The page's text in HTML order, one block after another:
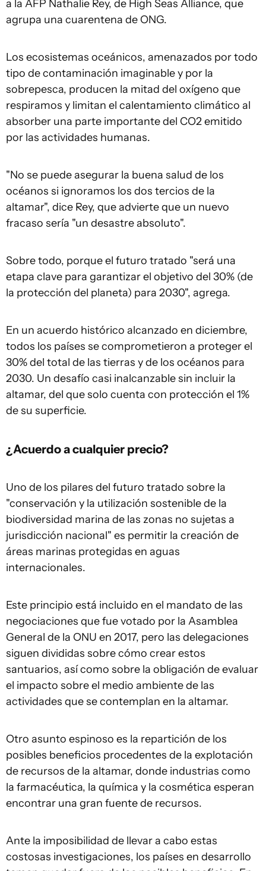
a la AFP Nathalie Rey, de High Seas Alliance, que
agrupa una cuarentena de ONG.
Los ecosistemas oceánicos, amenazados por todo
tipo de contaminación imaginable y por la
sobrepesca, producen la mitad del oxígeno que
respiramos y limitan el calentamiento climático al
absorber una parte importante del CO2 emitido
por las actividades humanas.
"No se puede asegurar la buena salud de los
océanos si ignoramos los dos tercios de la
altamar", dice Rey, que advierte que un nuevo
fracaso sería "un desastre absoluto".
Sobre todo, porque el futuro tratado "será una
etapa clave para garantizar el objetivo del 30% (de
la protección del planeta) para 2030", agrega.
En un acuerdo histórico alcanzado en diciembre,
todos los países se comprometieron a proteger el
30% del total de las tierras y de los océanos para
2030. Un desafío casi inalcanzable sin incluir la
altamar, del que solo cuenta con protección el 1%
de su superficie.
¿Acuerdo a cualquier precio?
Uno de los pilares del futuro tratado sobre la
"conservación y la utilización sostenible de la
biodiversidad marina de las zonas no sujetas a
jurisdicción nacional" es permitir la creación de
áreas marinas protegidas en aguas
internacionales.
Este principio está incluido en el mandato de las
negociaciones que fue votado por la Asamblea
General de la ONU en 2017, pero las delegaciones
siguen divididas sobre cómo crear estos
santuarios, así como sobre la obligación de evaluar
el impacto sobre el medio ambiente de las
actividades que se contemplan en la altamar.
Otro asunto espinoso es la repartición de los
posibles beneficios procedentes de la explotación
de recursos de la altamar, donde industrias como
la farmacéutica, la química y la cosmética esperan
encontrar una gran fuente de recursos.
Ante la imposibilidad de llevar a cabo estas
costosas investigaciones, los países en desarrollo